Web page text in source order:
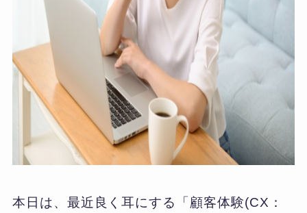
本日は、最近良く耳にする「顧客体験(CX：